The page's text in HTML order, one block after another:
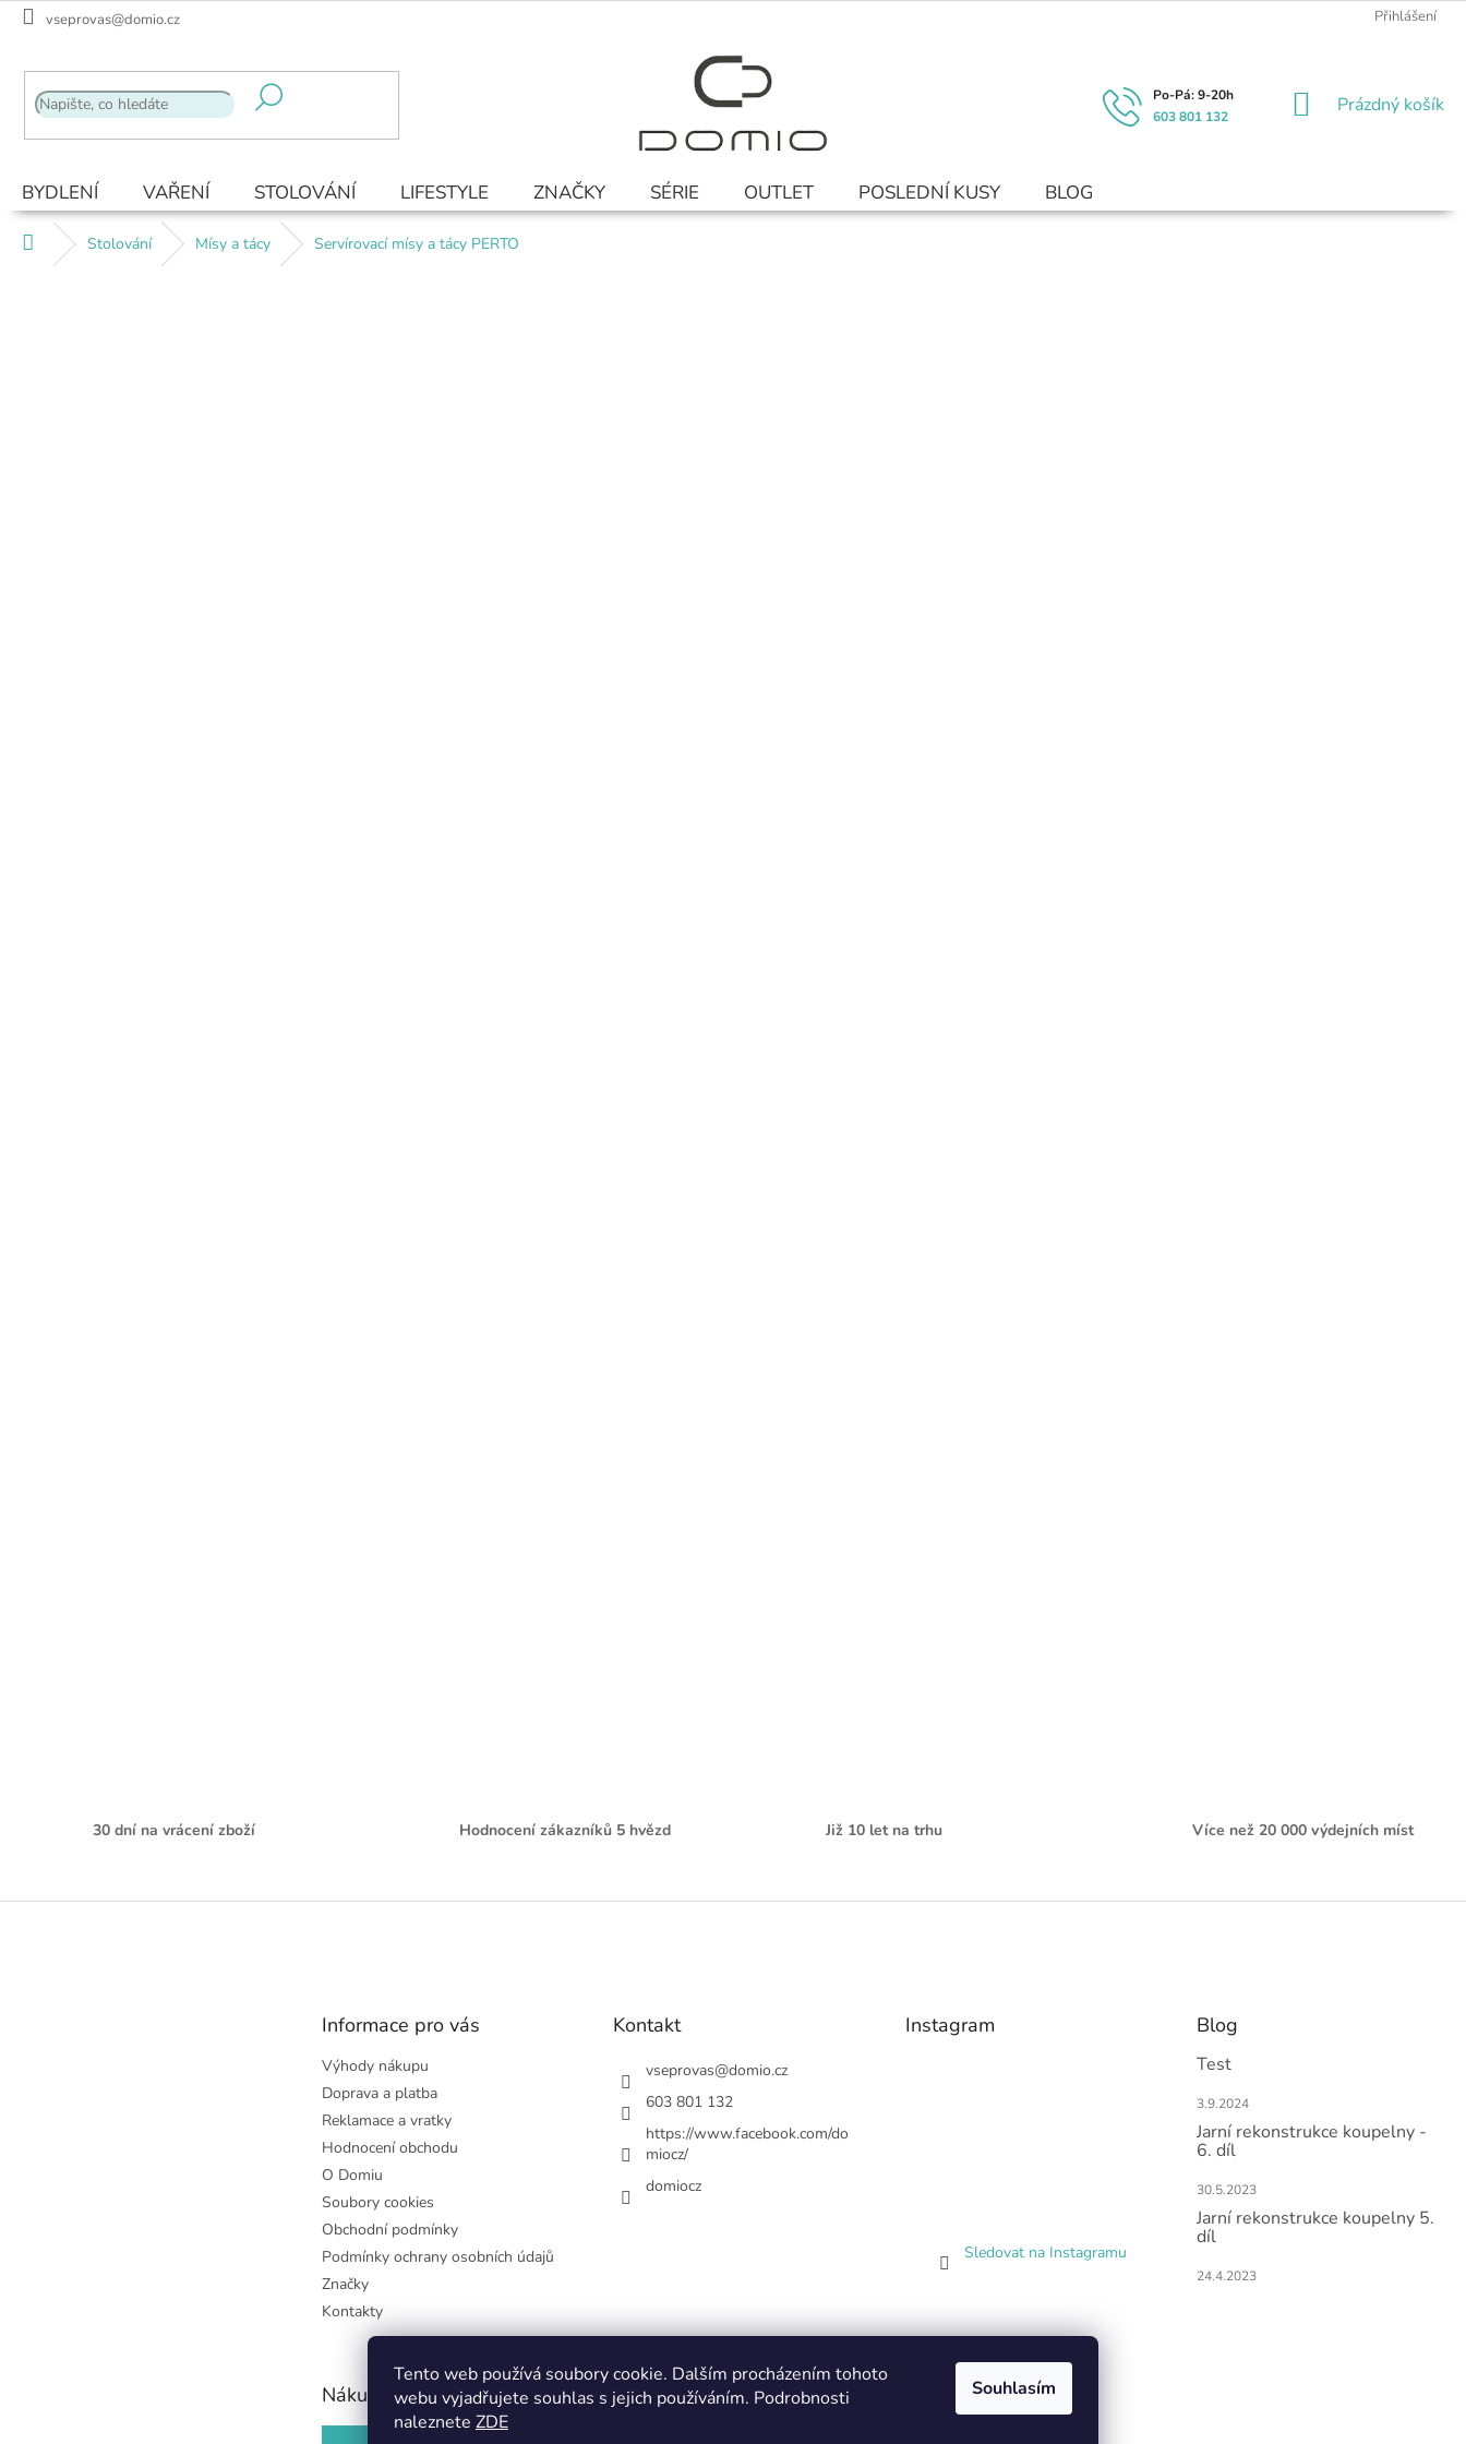
Tento web používá soubory cookie. Dalším procházením tohoto
webu vyjadřujete souhlas s jejich používáním. Podrobnosti
naleznete ZDE
Souhlasím
Přejít
vseprovas@domio.cz Přihlášení
603 801 132
NÁKUPNÍ
Prázdný košík
BYDLENÍ VAŘENÍ STOLOVÁNÍ LIFESTYLE ZNAČKY SÉRIE OUTLET POSLEDNÍ KUSY BLOG
Domů Stolování Mísy a tácy Servírovací mísy a tácy PERTO
30 dní na vrácení zboží Hodnocení zákazníků 5 hvězd Již 10 let na trhu Více než 20 000 výdejních míst
Z
Informace pro vás
Výhody nákupu
Doprava a platba
Reklamace a vratky
Hodnocení obchodu
O Domiu
Soubory cookies
Obchodní podmínky
Podmínky ochrany osobních údajů
Značky
Kontakty
Kontakt
vseprovas@domio.cz
603 801 132
https://www.facebook.com/do
miocz/
domiocz
Instagram
Sledovat na Instagramu
Blog
Test
3.9.2024
Jarní rekonstrukce koupelny -
6. díl
30.5.2023
Jarní rekonstrukce koupelny 5.
díl
24.4.2023
Nákupní košík